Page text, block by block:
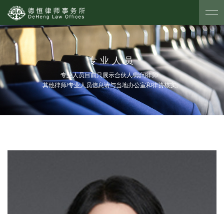
专业人员
专业人员目前只展示合伙人/顾问律师，
其他律师/专业人员信息请与当地办公室和律协核实。